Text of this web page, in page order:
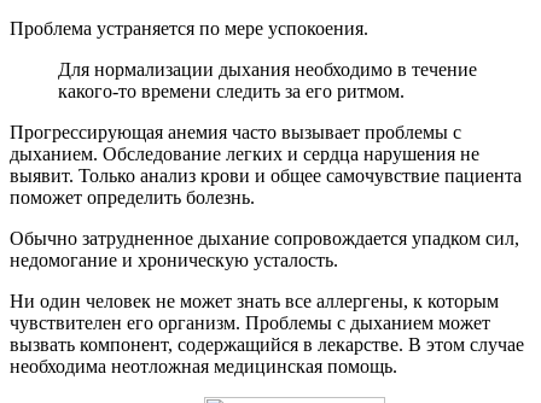
Проблема устраняется по мере успокоения.
Для нормализации дыхания необходимо в течение
какого-то времени следить за его ритмом.
Прогрессирующая анемия часто вызывает проблемы с
дыханием. Обследование легких и сердца нарушения не
выявит. Только анализ крови и общее самочувствие пациента
поможет определить болезнь.
Обычно затрудненное дыхание сопровождается упадком сил,
недомогание и хроническую усталость.
Ни один человек не может знать все аллергены, к которым
чувствителен его организм. Проблемы с дыханием может
вызвать компонент, содержащийся в лекарстве. В этом случае
необходима неотложная медицинская помощь.